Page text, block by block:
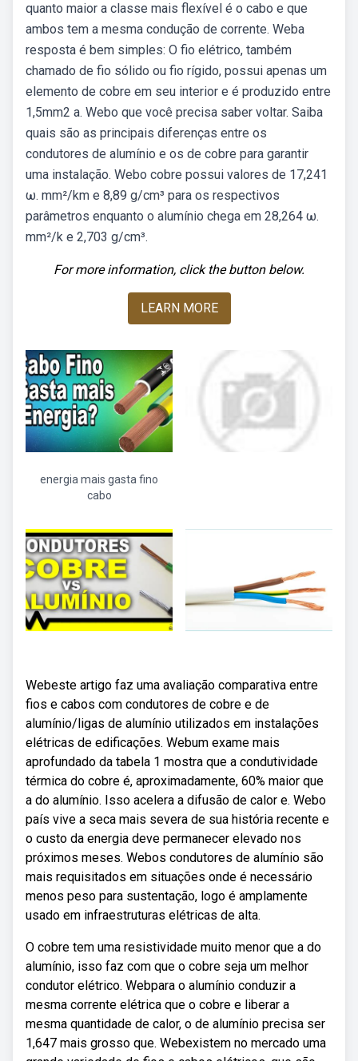
quanto maior a classe mais flexível é o cabo e que
ambos tem a mesma condução de corrente. Weba
resposta é bem simples: O fio elétrico, também
chamado de fio sólido ou fio rígido, possui apenas um
elemento de cobre em seu interior e é produzido entre
1,5mm2 a. Webo que você precisa saber voltar. Saiba
quais são as principais diferenças entre os
condutores de alumínio e os de cobre para garantir
uma instalação. Webo cobre possui valores de 17,241
ω. mm²/km e 8,89 g/cm³ para os respectivos
parâmetros enquanto o alumínio chega em 28,264 ω.
mm²/k e 2,703 g/cm³.
For more information, click the button below.
LEARN MORE
energia mais gasta fino
cabo
Webeste artigo faz uma avaliação comparativa entre
fios e cabos com condutores de cobre e de
alumínio/ligas de alumínio utilizados em instalações
elétricas de edificações. Webum exame mais
aprofundado da tabela 1 mostra que a condutividade
térmica do cobre é, aproximadamente, 60% maior que
a do alumínio. Isso acelera a difusão de calor e. Webo
país vive a seca mais severa de sua história recente e
o custo da energia deve permanecer elevado nos
próximos meses. Webos condutores de alumínio são
mais requisitados em situações onde é necessário
menos peso para sustentação, logo é amplamente
usado em infraestruturas elétricas de alta.
O cobre tem uma resistividade muito menor que a do
alumínio, isso faz com que o cobre seja um melhor
condutor elétrico. Webpara o alumínio conduzir a
mesma corrente elétrica que o cobre e liberar a
mesma quantidade de calor, o de alumínio precisa ser
1,647 mais grosso que. Webexistem no mercado uma